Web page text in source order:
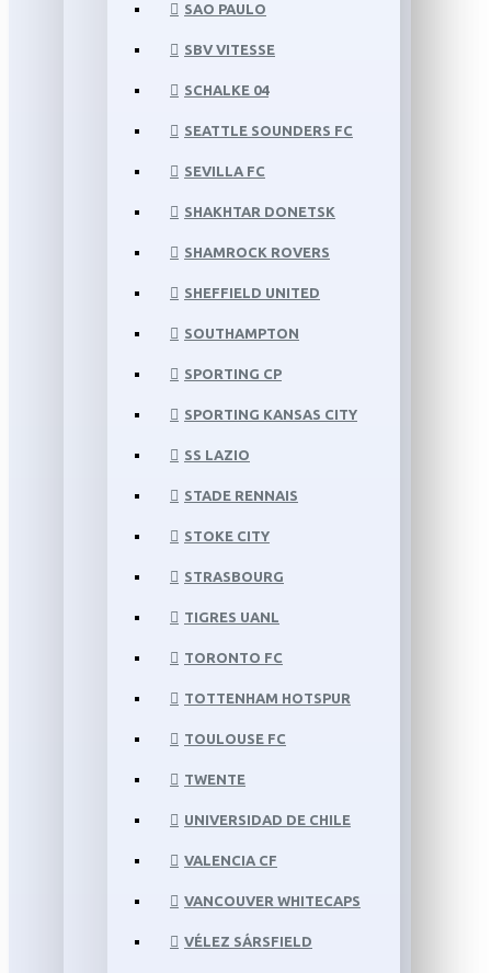
SAO PAULO
SBV VITESSE
SCHALKE 04
SEATTLE SOUNDERS FC
SEVILLA FC
SHAKHTAR DONETSK
SHAMROCK ROVERS
SHEFFIELD UNITED
SOUTHAMPTON
SPORTING CP
SPORTING KANSAS CITY
SS LAZIO
STADE RENNAIS
STOKE CITY
STRASBOURG
TIGRES UANL
TORONTO FC
TOTTENHAM HOTSPUR
TOULOUSE FC
TWENTE
UNIVERSIDAD DE CHILE
VALENCIA CF
VANCOUVER WHITECAPS
VÉLEZ SÁRSFIELD